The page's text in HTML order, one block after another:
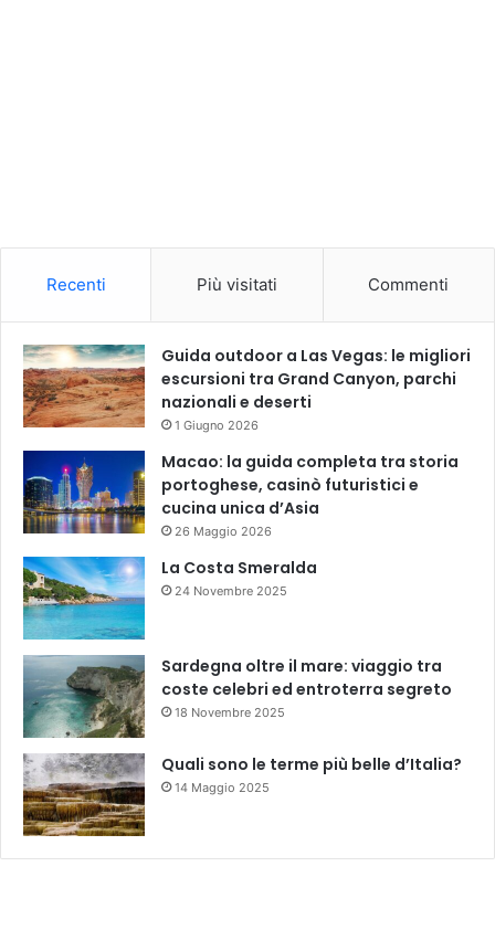
Recenti Più visitati Commenti
Guida outdoor a Las Vegas: le migliori
escursioni tra Grand Canyon, parchi
nazionali e deserti
1 Giugno 2026
Macao: la guida completa tra storia
portoghese, casinò futuristici e
cucina unica d’Asia
26 Maggio 2026
La Costa Smeralda
24 Novembre 2025
Sardegna oltre il mare: viaggio tra
coste celebri ed entroterra segreto
18 Novembre 2025
Quali sono le terme più belle d’Italia?
14 Maggio 2025